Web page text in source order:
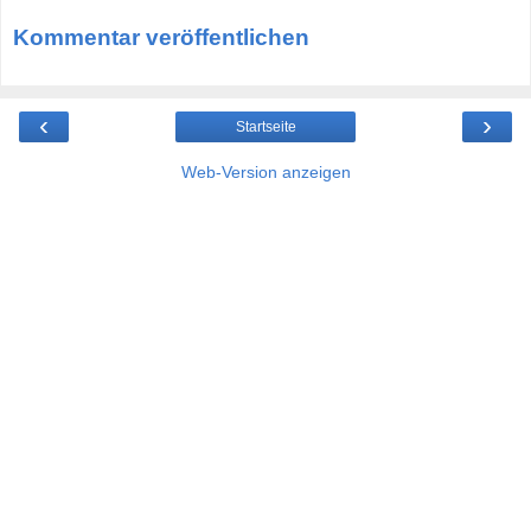
Kommentar veröffentlichen
‹ ›
Startseite
Web-Version anzeigen